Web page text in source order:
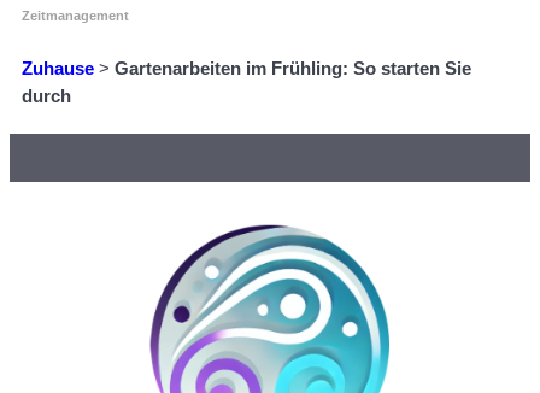
Zeitmanagement
Zuhause > Gartenarbeiten im Frühling: So starten Sie
durch